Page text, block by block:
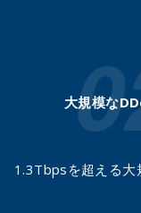
大規模な
1.3Tbpsを超える大